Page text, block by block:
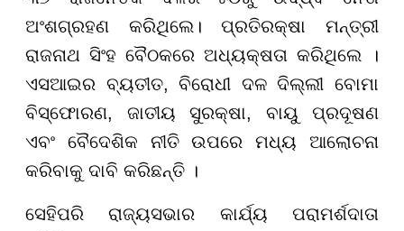
ଅଂଶଗ୍ରହଣ କରିଥିଲେ। ପ୍ରତିରକ୍ଷା ମନ୍ତ୍ରୀ
ରାଜନାଥ ସିଂହ ବୈଠକରେ ଅଧ୍ୟକ୍ଷତା କରିଥିଲେ ।
ଏସଆଇର ବ୍ୟତୀତ, ବିରୋଧୀ ଦଳ ଦିଲ୍ଲୀ ବୋମା
ବିସ୍ଫୋରଣ, ଜାତୀୟ ସୁରକ୍ଷା, ବାୟୁ ପ୍ରଦୂଷଣ
ଏବଂ ବୈଦେଶିକ ନୀତି ଉପରେ ମଧ୍ୟ ଆଲୋଚନା
କରିବାକୁ ଦାବି କରିଛନ୍ତି ।
ସେହିପରି ରାଜ୍ୟସଭାର କାର୍ଯ୍ୟ ପରାମର୍ଶଦାତା